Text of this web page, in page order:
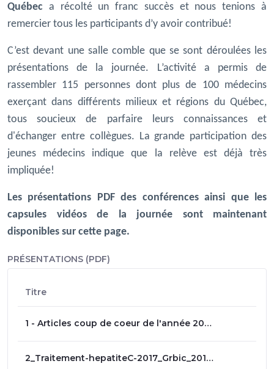
Québec a récolté un franc succès et nous tenions à
remercier tous les participants d’y avoir contribué!
C’est devant une salle comble que se sont déroulées les
présentations de la journée. L’activité a permis de
rassembler 115 personnes dont plus de 100 médecins
exerçant dans différents milieux et régions du Québec,
tous soucieux de parfaire leurs connaissances et
d'échanger entre collègues. La grande participation des
jeunes médecins indique que la relève est déjà très
impliquée!
Les présentations PDF des conférences ainsi que les
capsules vidéos de la journée sont maintenant
disponibles sur cette page.
PRÉSENTATIONS (PDF)
Titre
1 - Articles coup de coeur de l'année 2017, présentation de Dre Violaine Germain
2_Traitement-hepatiteC-2017_Grbic_20171110.pdf